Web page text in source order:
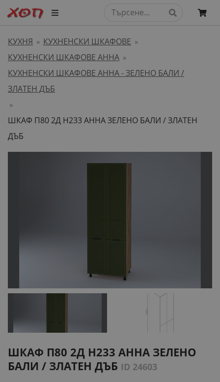
КУХНЯ » КУХНЕНСКИ ШКАФОВЕ »
КУХНЕНСКИ ШКАФОВЕ АННА »
КУХНЕНСКИ ШКАФОВЕ АННА - ЗЕЛЕНО БАЛИ /
ЗЛАТЕН ДЪБ
»
ШКАФ П80 2Д H233 АННА ЗЕЛЕНО БАЛИ / ЗЛАТЕН
ДЪБ
ШКАФ П80 2Д H233 АННА ЗЕЛЕНО
БАЛИ / ЗЛАТЕН ДЪБ ID 24603